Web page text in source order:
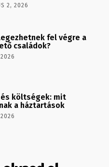
2, 2026
fel végre a
családok?
2026
költségek: mit
a háztartások
2026